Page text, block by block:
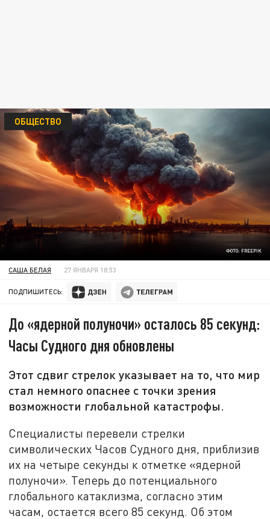
ФОТО: FREEPIK
ОБЩЕСТВО
САША БЕЛАЯ 27 ЯНВАРЯ 18:53
ПОДПИШИТЕСЬ:
До «ядерной полуночи» осталось 85 секунд:
Часы Судного дня обновлены
Этот сдвиг стрелок указывает на то, что мир
стал немного опаснее с точки зрения
возможности глобальной катастрофы.
Специалисты перевели стрелки
символических Часов Судного дня, приблизив
их на четыре секунды к отметке «ядерной
полуночи». Теперь до потенциального
глобального катаклизма, согласно этим
часам, остается всего 85 секунд. Об этом